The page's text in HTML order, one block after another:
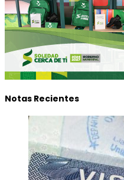
Notas Recientes